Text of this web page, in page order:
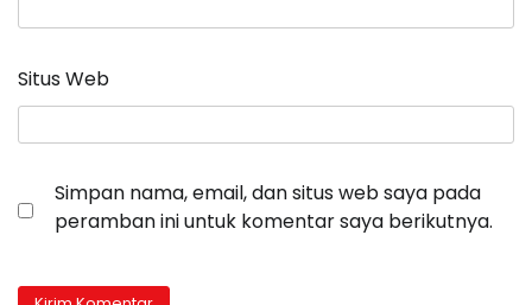
Situs Web
Simpan nama, email, dan situs web saya pada
peramban ini untuk komentar saya berikutnya.